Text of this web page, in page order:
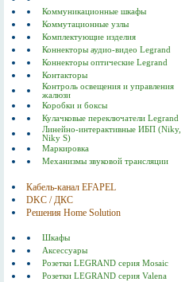
Коммуникационные шкафы
Коммутационные узлы
Комплектующие изделия
Коннекторы аудио-видео Legrand
Коннекторы оптические Legrand
Контакторы
Контроль освещения и управления
жалюзи
Коробки и боксы
Кулачковые переключатели Legrand
Линейно-интерактивные ИБП (Niky,
Niky S)
Маркировка
Механизмы звуковой трансляции
Кабель-канал EFAPEL
DKC / ДКС
Решения Home Solution
Шкафы
Аксессуары
Розетки LEGRAND серия Mosaic
Розетки LEGRAND серия Valena